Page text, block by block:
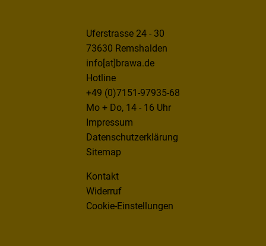
Uferstrasse 24 - 30
73630 Remshalden
info[at]brawa.de
Hotline
+49 (0)7151-97935-68
Mo + Do, 14 - 16 Uhr
Impressum
Datenschutzerklärung
Sitemap
Kontakt
Widerruf
Cookie-Einstellungen